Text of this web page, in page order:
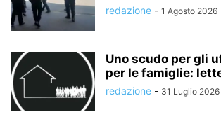
redazione - 1 Agosto 2026
Uno scudo per gli
per le famiglie:
redazione - 31 Luglio 2026